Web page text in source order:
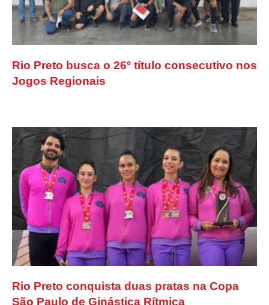
Rio Preto busca o 26º título consecutivo nos
Jogos Regionais
Rio Preto conquista duas pratas na Copa
São Paulo de Ginástica Rítmica